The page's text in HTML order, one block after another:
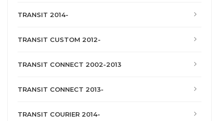
TRANSIT 2014-
TRANSIT CUSTOM 2012-
TRANSIT CONNECT 2002-2013
TRANSIT CONNECT 2013-
TRANSIT COURIER 2014-